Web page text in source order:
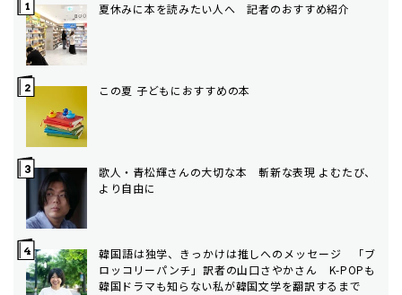
夏休みに本を読みたい人へ 記者のおすすめ紹介
この夏 子どもにおすすめの本
歌人・青松輝さんの大切な本 斬新な表現 よむたび、
より自由に
韓国語は独学、きっかけは推しへのメッセージ 「ブ
ロッコリーパンチ」訳者の山口さやかさん K-POPも
韓国ドラマも知らない私が韓国文学を翻訳するまで